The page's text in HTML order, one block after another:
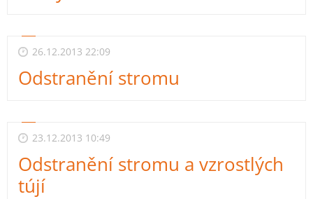
26.12.2013 22:09
Odstranění stromu
23.12.2013 10:49
Odstranění stromu a vzrostlých
tújí